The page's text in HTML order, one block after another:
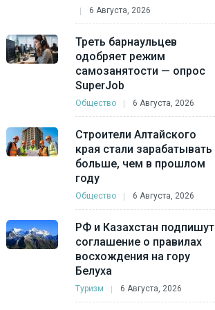
6 Августа, 2026
Треть барнаульцев
одобряет режим
самозанятости — опрос
SuperJob
Общество 6 Августа, 2026
Строители Алтайского
края стали зарабатывать
больше, чем в прошлом
году
Общество 6 Августа, 2026
РФ и Казахстан подпишут
соглашение о правилах
восхождения на гору
Белуха
Туризм 6 Августа, 2026